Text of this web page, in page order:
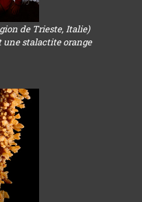
de Trieste, Italie)
une stalactite orange